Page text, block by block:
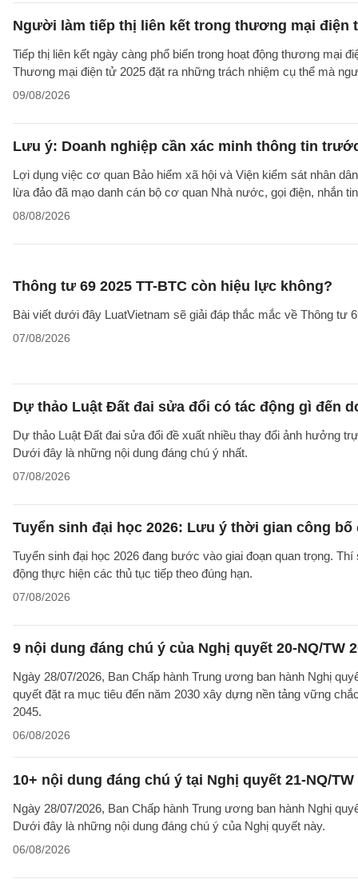
Người làm tiếp thị liên kết trong thương mại điện
Tiếp thị liên kết ngày càng phổ biến trong hoạt động thương mại
Thương mại điện tử 2025 đặt ra những trách nhiệm cụ thể mà
09/08/2026
Lưu ý: Doanh nghiệp cần xác minh thông tin
Lợi dụng việc cơ quan Bảo hiểm xã hội và Viện kiểm sát nhân
lừa đảo đã mạo danh cán bộ cơ quan Nhà nước, gọi điện, nhắn
08/08/2026
Thông tư 69 2025 TT-BTC còn hiệu lực không?
Bài viết dưới đây LuatVietnam sẽ giải đáp thắc mắc về Thông tư
07/08/2026
Dự thảo Luật Đất đai sửa đổi có tác động gì đến
Dự thảo Luật Đất đai sửa đổi đề xuất nhiều thay đổi ảnh hưởng
Dưới đây là những nội dung đáng chú ý nhất.
07/08/2026
Tuyển sinh đại học 2026: Lưu ý thời gian công
Tuyển sinh đại học 2026 đang bước vào giai đoạn quan trọng.
động thực hiện các thủ tục tiếp theo đúng hạn.
07/08/2026
9 nội dung đáng chú ý của Nghị quyết 20-NQ/TW
Ngày 28/07/2026, Ban Chấp hành Trung ương ban hành Nghị
quyết đặt ra mục tiêu đến năm 2030 xây dựng nền tảng vững
2045.
06/08/2026
10+ nội dung đáng chú ý tại Nghị quyết 21-NQ/TW
Ngày 28/07/2026, Ban Chấp hành Trung ương ban hành Nghị
Dưới đây là những nội dung đáng chú ý của Nghị quyết này.
06/08/2026